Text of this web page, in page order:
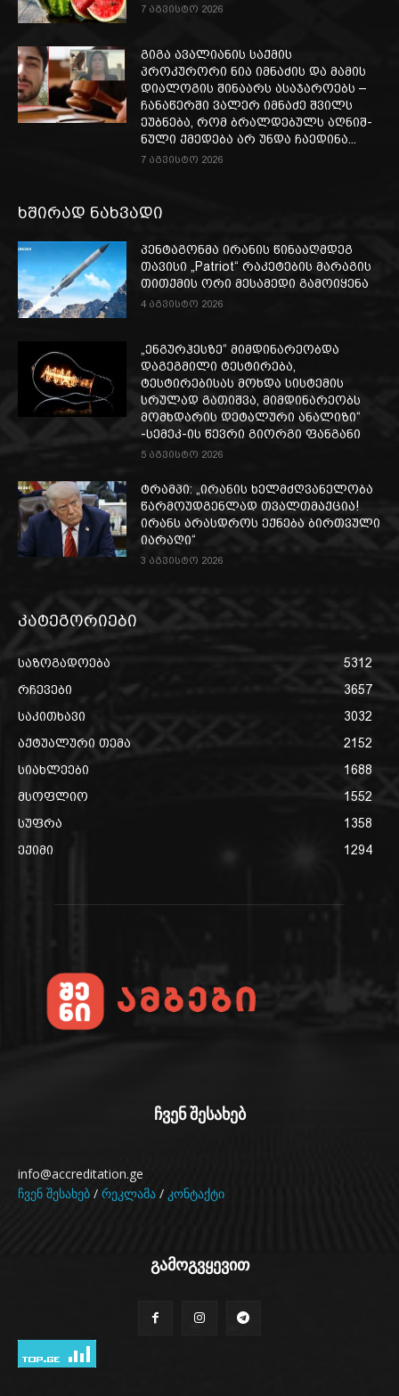
7 აგვისტო 2026
გიგა ავალიანის საქმის
პროკურორი ნია იმნაძის და მამის
დიალოგის შინაარს ასაჯაროებს –
ჩა­ნა­წერ­ში ვა­ლერ იმ­ნა­ძე შვილს
ეუბ­ნე­ბა, რომ ბრალ­დე­ბულს აღ­ნიშ­
ნუ­ლი ქმე­დე­ბა არ უნდა ჩა­ე­დი­ნა...
7 აგვისტო 2026
ხშირად ნახვადი
პენტაგონმა ირანის წინააღმდეგ
თავისი „Patriot“ რაკეტების მარაგის
თითქმის ორი მესამედი გამოიყენა
4 აგვისტო 2026
„ენგურჰესზე“ მიმდინარეობდა
დაგეგმილი ტესტირება,
ტესტირებისას მოხდა სისტემის
სრულად გათიშვა, მიმდინარეობს
მომხდარის დეტალური ანალიზი“
-სემეკ-ის წევრი გიორგი ფანგანი
5 აგვისტო 2026
ტრამპი: „ირანის ხელმძღვანელობა
წარმოუდგენლად თვალთმაქცია!
ირანს არასდროს ექნება ბირთვული
იარაღი“
3 აგვისტო 2026
კატეგორიები
საზოგადოება
5312
რჩევები
3657
საკითხავი
3032
აქტუალური თემა
2152
სიახლეები
1688
მსოფლიო
1552
სუფრა
1358
ექიმი
1294
ჩვენ შესახებ
info@accreditation.ge
ჩვენ შესახებ / რეკლამა / კონტაქტი
გამოგვყევით